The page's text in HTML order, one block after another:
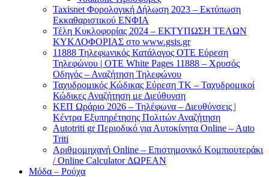
Taxisnet Φορολογική Δήλωση 2023 – Εκτύπωση
Εκκαθαριστικού EΝΦΙΑ
Τέλη Kυκλοφορίας 2024 – ΕΚΤΥΠΩΣΗ ΤΕΛΩΝ
ΚΥΚΛΟΦΟΡΙΑΣ στο www.gsis.gr
11888 Τηλεφωνικός Κατάλογος ΟΤΕ Εύρεση
Τηλεφώνου | OTE White Pages 11888 – Χρυσός
Οδηγός – Αναζήτηση Τηλεφώνου
Ταχυδρομικός Κώδικας Εύρεση ΤΚ – Ταχυδρομικοί
Κώδικες Αναζήτηση με Διεύθυνση
ΚΕΠ Ωράριο 2026 – Τηλέφωνα – Διευθύνσεις |
Κέντρα Εξυπηρέτησης Πολιτών Αναζήτηση
Autotriti gr Περιοδικό για Αυτοκίνητα Online – Auto
Triti
Αριθμομηχανή Online – Επιστημονικό Κομπιουτεράκι
/ Online Calculator ΔΩΡΕΑΝ
Μόδα – Ρούχα